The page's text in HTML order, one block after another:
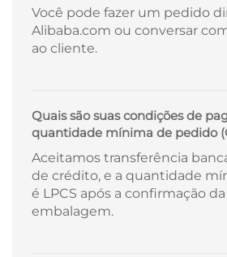
Você pode fazer um pedido
Alibaba.com ou conversar
ao cliente.
Quais são suas condições de
quantidade mínima de pedido
Aceitamos transferência
de crédito, e a quantidade
é LPCS após a confirmação
embalagem.